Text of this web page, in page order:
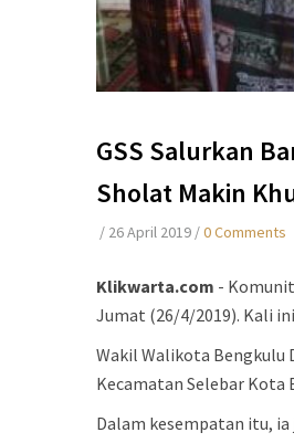
GSS Salurkan
Sholat Makin
/ 26 April 2019 /0 Comments
Klikwarta.com -
Jumat (26/4/2019). Kali
Wakil Walikota Bengkulu
Kecamatan Selebar Kota
Dalam kesempatan itu,